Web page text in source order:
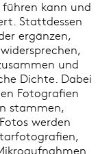
kann und
Stattdessen
ergänzen,
und
Dichte. Dabei
Fotografien
stammen,
werden